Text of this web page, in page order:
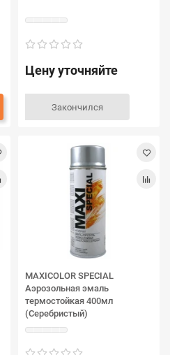
Цену уточняйте
Закончился
MAXICOLOR SPECIAL
Аэрозольная эмаль
термостойкая 400мл
(Серебристый)